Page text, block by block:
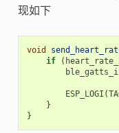
现如下
void
if
(
ESP_LOGI (
}
}